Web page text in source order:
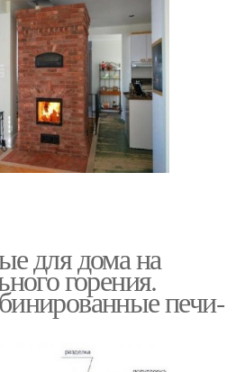
для дома на
горения.
печи-